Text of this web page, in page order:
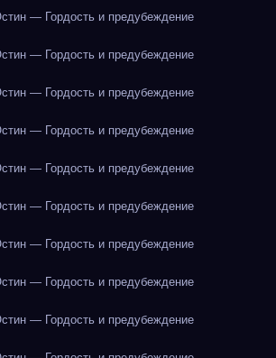
— Гордость и предубеждение
— Гордость и предубеждение
— Гордость и предубеждение
— Гордость и предубеждение
— Гордость и предубеждение
— Гордость и предубеждение
— Гордость и предубеждение
— Гордость и предубеждение
— Гордость и предубеждение